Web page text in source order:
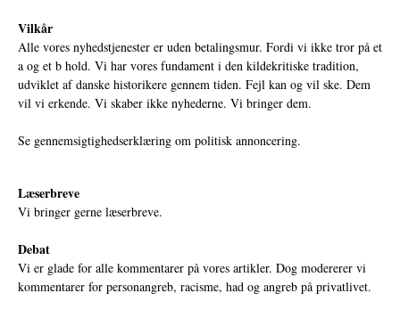
Vilkår
Alle vores nyhedstjenester er uden betalingsmur. Fordi vi ikke tror på et
a og et b hold. Vi har vores fundament i den kildekritiske tradition,
udviklet af danske historikere gennem tiden. Fejl kan og vil ske. Dem
vil vi erkende. Vi skaber ikke nyhederne. Vi bringer dem.
Se gennemsigtighedserklæring om politisk annoncering.
Læserbreve
Vi bringer gerne læserbreve.
Debat
Vi er glade for alle kommentarer på vores artikler. Dog modererer vi
kommentarer for personangreb, racisme, had og angreb på privatlivet.